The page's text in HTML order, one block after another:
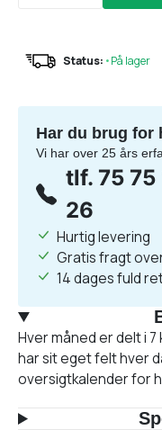
Status: •På lager
Har du brug for
Vi har over 25 års
tlf. 75 75
26
Hurtig levering
Gratis fragt
14 dages fuld
Hver måned er delt i
har sit eget felt hver
oversigtkalender for